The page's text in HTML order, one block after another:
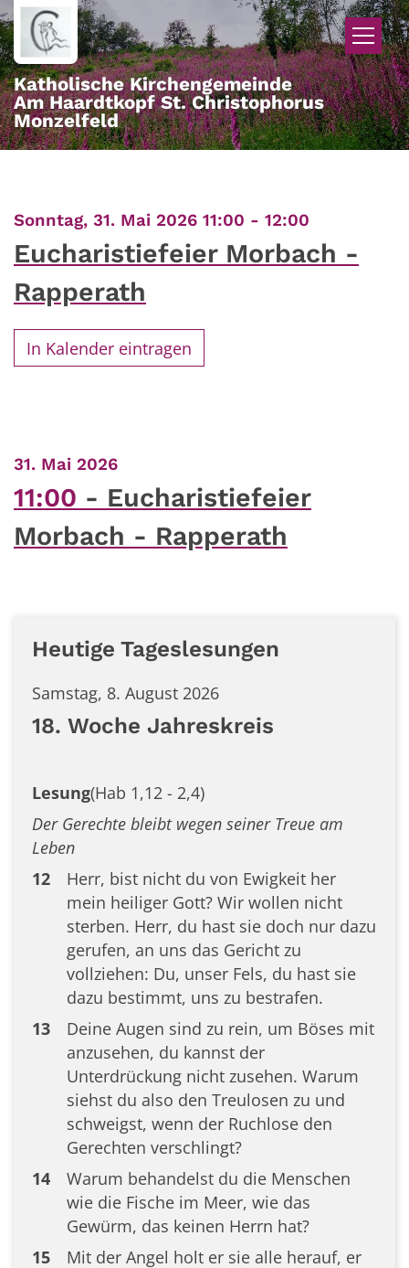
Zum Inhalt springen
Katholische Kirchengemeinde
Am Haardtkopf St. Christophorus
Monzelfeld
Sonntag, 31. Mai 2026 11:00 - 12:00
Eucharistiefeier Morbach -
Rapperath
In Kalender eintragen
31. Mai 2026:
11:00
Eucharistiefeier
Morbach - Rapperath
Heutige Tageslesungen
Samstag, 8. August 2026
18. Woche Jahreskreis
Lesung(Hab 1,12 - 2,4)
Der Gerechte bleibt wegen seiner Treue am
Leben
12
Herr, bist nicht du von Ewigkeit her
mein heiliger Gott? Wir wollen nicht
sterben. Herr, du hast sie doch nur dazu
gerufen, an uns das Gericht zu
vollziehen: Du, unser Fels, du hast sie
dazu bestimmt, uns zu bestrafen.
13
Deine Augen sind zu rein, um Böses mit
anzusehen, du kannst der
Unterdrückung nicht zusehen. Warum
siehst du also den Treulosen zu und
schweigst, wenn der Ruchlose den
Gerechten verschlingt?
14
Warum behandelst du die Menschen
wie die Fische im Meer, wie das
Gewürm, das keinen Herrn hat?
15
Mit der Angel holt er sie alle herauf, er